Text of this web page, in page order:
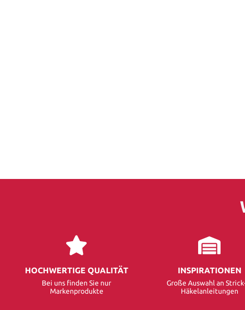
HOCHWERTIGE QUALITÄT
Bei uns finden Sie nur
Markenprodukte
INSPIRATIONEN
Große Auswahl an
Häkelanleitungen